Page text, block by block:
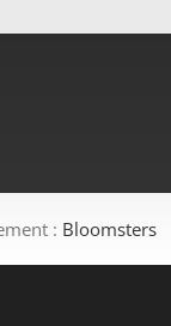
: Bloomsters